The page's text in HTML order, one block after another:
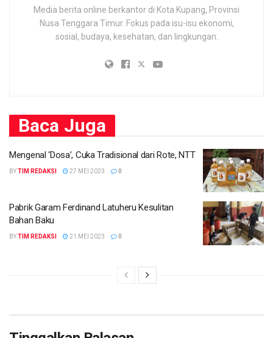
Media berita online berkantor di Kota Kupang, Provinsi
Nusa Tenggara Timur. Fokus pada isu-isu ekonomi,
sosial, budaya, kesehatan, dan lingkungan.
Baca Juga
Mengenal ‘Dosa’, Cuka Tradisional dari Rote, NTT
BYTIM REDAKSI 27 MEI 2023 0
Pabrik Garam Ferdinand Latuheru Kesulitan
Bahan Baku
BYTIM REDAKSI 21 MEI 2023 0